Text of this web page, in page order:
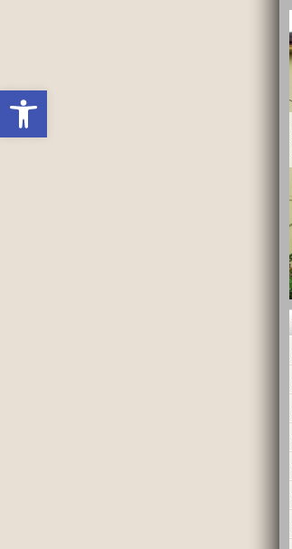
Deschide bara de unelte